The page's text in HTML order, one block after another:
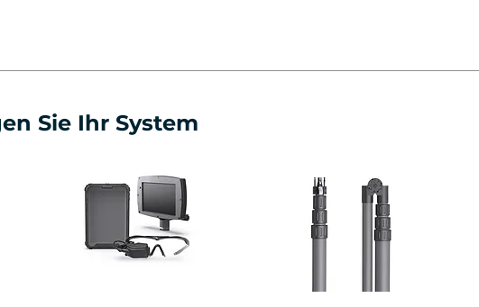
Sie Ihr System